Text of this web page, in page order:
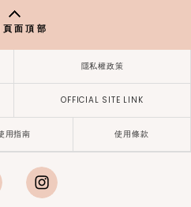
面頂部
隱私權政策
OFFICIAL SITE LINK
用指南 使用條款